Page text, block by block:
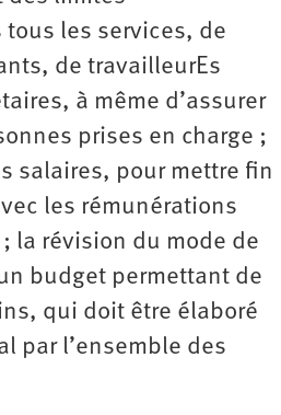
tous les services, de
de travailleurEs
à même d’assurer
prises en charge ;
salaires, pour mettre fin
les rémunérations
la révision du mode de
budget permettant de
qui doit être élaboré
par l’ensemble des